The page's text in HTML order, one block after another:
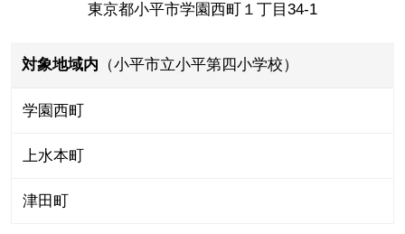
東京都小平市学園西町１丁目34-1
対象地域内 （小平市立小平第四小学校）
学園西町
上水本町
津田町